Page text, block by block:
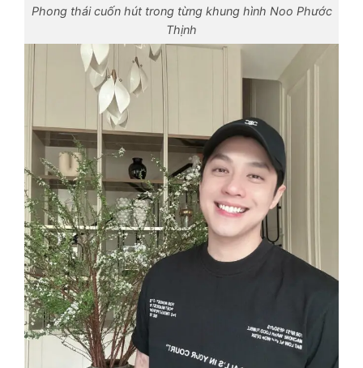
Phong thái cuốn hút trong từng khung hình Noo Phước
Thịnh